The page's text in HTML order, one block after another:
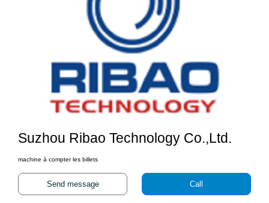
Suzhou Ribao Technology Co.,Ltd.
machine à compter les billets
Send message Call